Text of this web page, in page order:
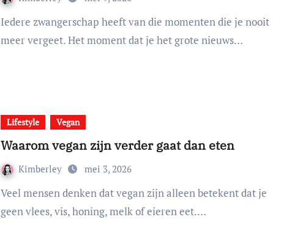
Iedere zwangerschap heeft van die momenten die je nooit
meer vergeet. Het moment dat je het grote nieuws…
Lifestyle Vegan
Waarom vegan zijn verder gaat dan eten
Kimberley mei 3, 2026
Veel mensen denken dat vegan zijn alleen betekent dat je
geen vlees, vis, honing, melk of eieren eet.…